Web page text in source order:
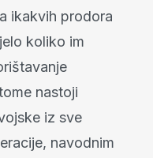
ikakvih prodora
koliko im
nastoji
iz sve
navodnim